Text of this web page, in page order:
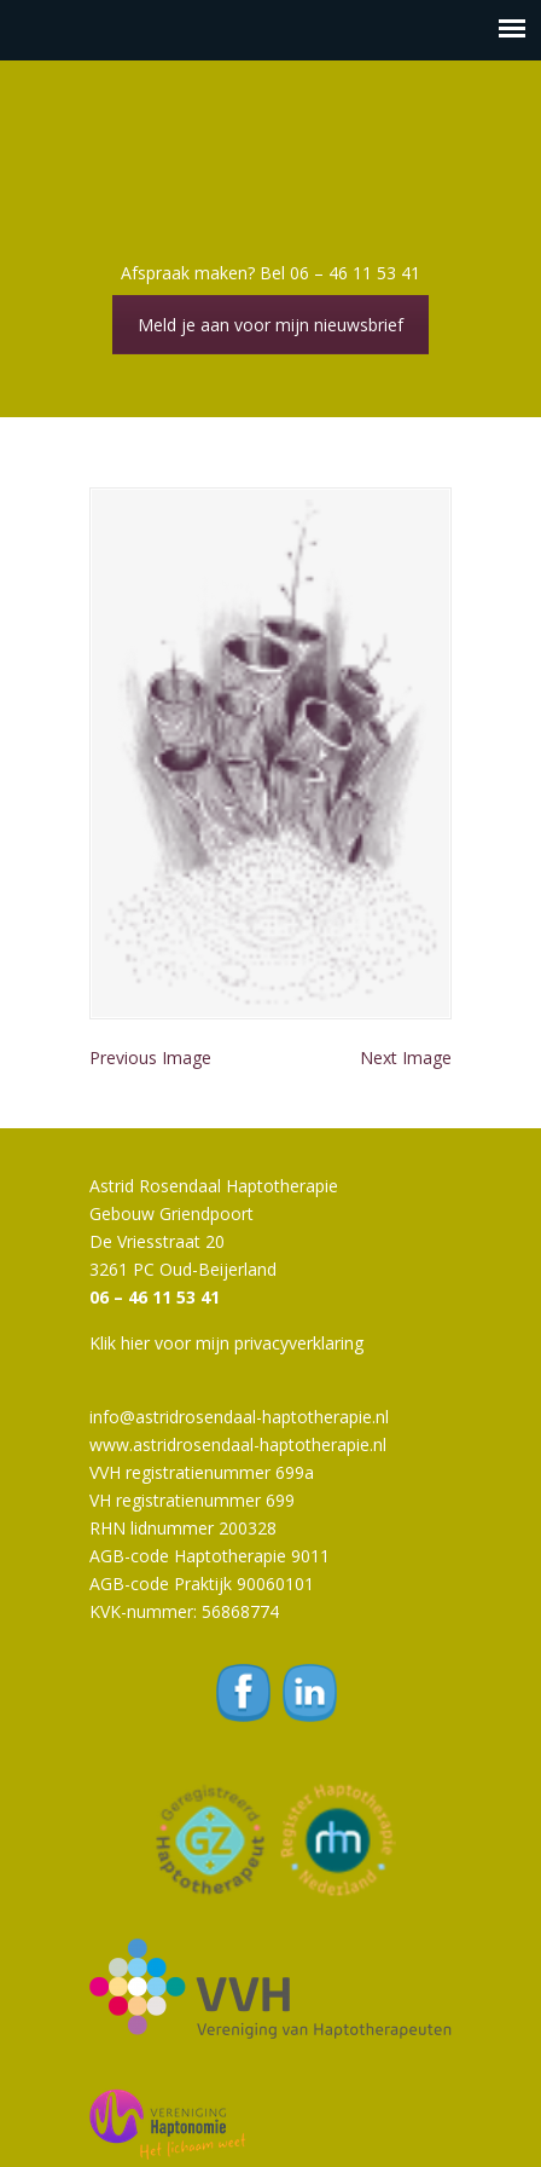
Afspraak maken? Bel 06 – 46 11 53 41
Meld je aan voor mijn nieuwsbrief
Previous Image Next Image
Astrid Rosendaal Haptotherapie
Gebouw Griendpoort
De Vriesstraat 20
3261 PC Oud-Beijerland
06 – 46 11 53 41
Klik hier voor mijn privacyverklaring
info@astridrosendaal-haptotherapie.nl
www.astridrosendaal-haptotherapie.nl
VVH registratienummer 699a
VH registratienummer 699
RHN lidnummer 200328
AGB-code Haptotherapie 9011
AGB-code Praktijk 90060101
KVK-nummer: 56868774